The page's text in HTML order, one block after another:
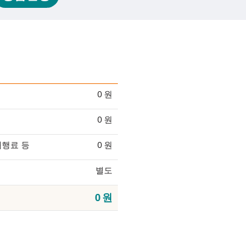
0 원
0 원
료 등 0 원
별도
0 원